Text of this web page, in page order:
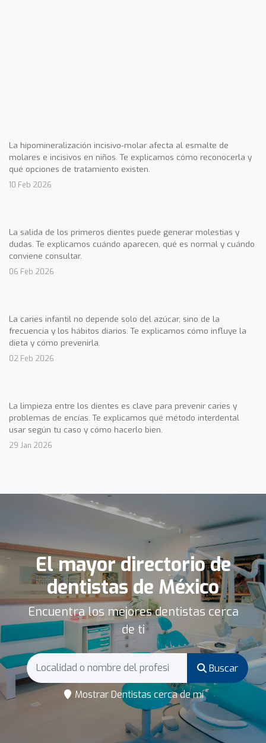
La hipomineralización incisivo-molar afecta al esmalte de
molares e incisivos en niños. Te explicamos cómo reconocerla y
qué opciones de tratamiento existen.
10 Feb 2026
La salida de los primeros dientes puede generar molestias y
dudas. Te explicamos cuándo aparecen, qué es normal y cuándo
conviene consultar.
06 Feb 2026
La caries infantil no depende solo del azúcar, sino de la
frecuencia y los hábitos diarios. Te explicamos cómo influye la
dieta y cómo prevenirla.
02 Feb 2026
La limpieza entre los dientes es clave para prevenir caries y
problemas de encías. Te explicamos qué método interdental
usar según tu caso y cómo hacerlo bien.
29 Jan 2026
El mayor directorio de
dentistas de México
Encuentra los mejores dentistas cerca
de ti
Buscar
Mostrar Dentistas cerca de mí